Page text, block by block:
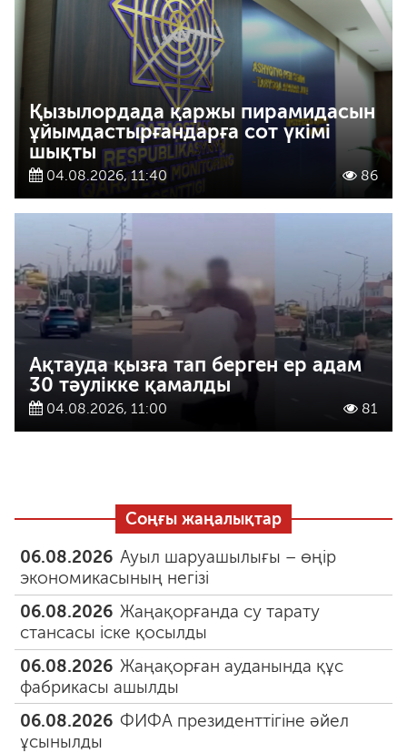
Қызылордада қаржы пирамидасын
ұйымдастырғандарға сот үкімі
шықты
04.08.2026, 11:40 86
Ақтауда қызға тап берген ер адам
30 тәулікке қамалды
04.08.2026, 11:00 81
Соңғы жаңалықтар
06.08.2026 Ауыл шаруашылығы – өңір
экономикасының негізі
06.08.2026 Жаңақорғанда су тарату
стансасы іске қосылды
06.08.2026 Жаңақорған ауданында құс
фабрикасы ашылды
06.08.2026 ФИФА президенттігіне әйел
ұсынылды